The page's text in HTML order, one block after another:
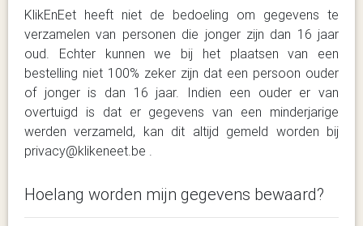
KlikEnEet heeft niet de bedoeling om gegevens te
verzamelen van personen die jonger zijn dan 16 jaar
oud. Echter kunnen we bij het plaatsen van een
bestelling niet 100% zeker zijn dat een persoon ouder
of jonger is dan 16 jaar. Indien een ouder er van
overtuigd is dat er gegevens van een minderjarige
werden verzameld, kan dit altijd gemeld worden bij
privacy@klikeneet.be .
Hoelang worden mijn gegevens bewaard?